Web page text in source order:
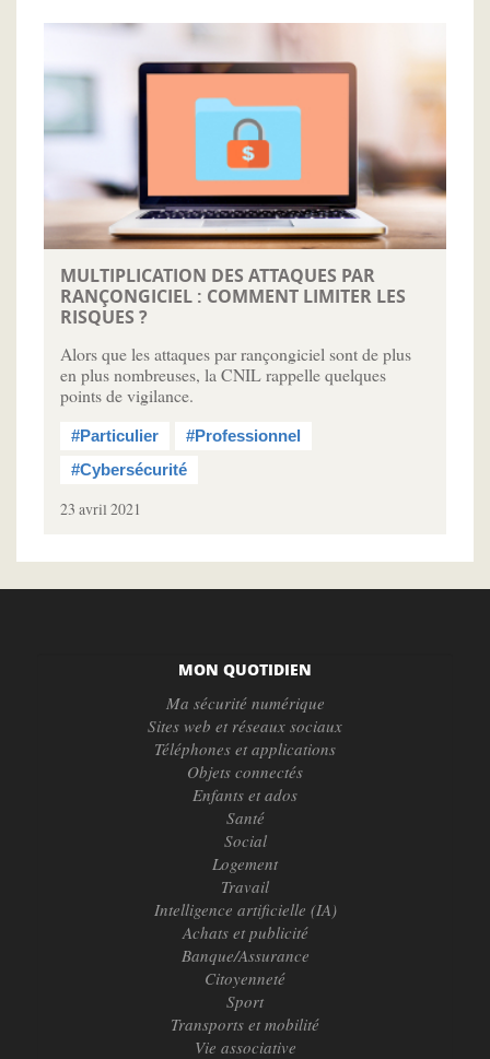
MULTIPLICATION DES ATTAQUES PAR
RANÇONGICIEL : COMMENT LIMITER LES
RISQUES ?
Alors que les attaques par rançongiciel sont de plus
en plus nombreuses, la CNIL rappelle quelques
points de vigilance.
#Particulier
#Professionnel
#Cybersécurité
23 avril 2021
MON QUOTIDIEN
Ma sécurité numérique
Sites web et réseaux sociaux
Téléphones et applications
Objets connectés
Enfants et ados
Santé
Social
Logement
Travail
Intelligence artificielle (IA)
Achats et publicité
Banque/Assurance
Citoyenneté
Sport
Transports et mobilité
Vie associative